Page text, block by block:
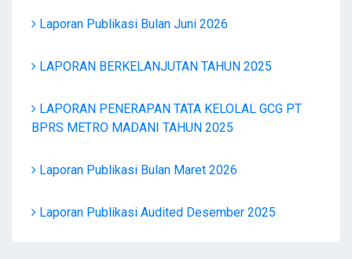
Laporan Publikasi Bulan Juni 2026
LAPORAN BERKELANJUTAN TAHUN 2025
LAPORAN PENERAPAN TATA KELOLAL GCG PT
BPRS METRO MADANI TAHUN 2025
Laporan Publikasi Bulan Maret 2026
Laporan Publikasi Audited Desember 2025